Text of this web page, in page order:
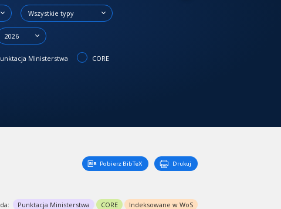
Wszystkie typy
2026
Ministerstwa CORE
Pobierz BibTeX Drukuj
Punktacja Ministerstwa CORE Indeksowane w WoS